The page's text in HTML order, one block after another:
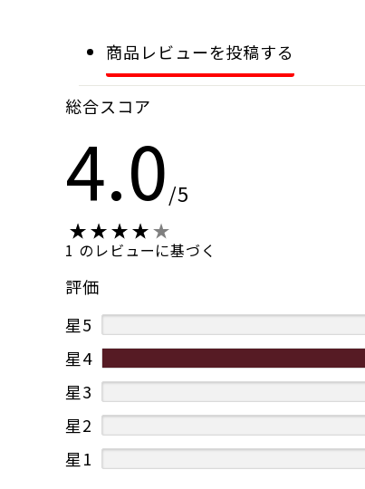
商品レビューを投稿する
総合スコア
4.0/5
1 のレビューに基づく
評価
星5
星4
星3
星2
星1